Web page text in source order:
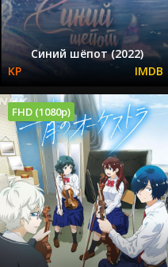
Синий шёпот (2022)
FHD (1080p)